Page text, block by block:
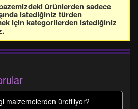
ürünlerden sadece
istediğiniz türden
için kategorilerden istediğiniz
malzemelerden üretiliyor?